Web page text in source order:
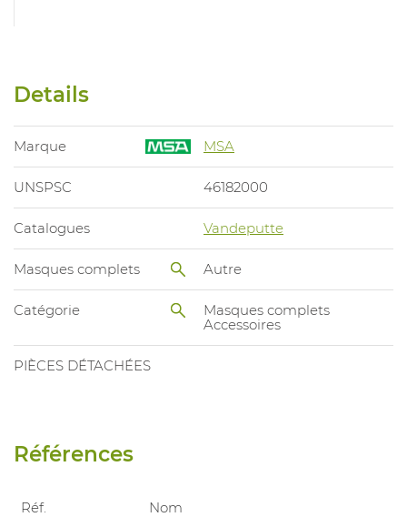
Details
Marque MSA
UNSPSC 46182000
Catalogues Vandeputte
Masques complets Autre
Catégorie
Masques complets
Accessoires
PIÈCES DÉTACHÉES
Références
Réf. Nom